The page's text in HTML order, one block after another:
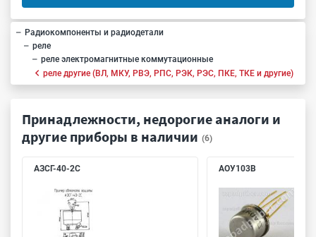
Радиокомпоненты и радиодетали
реле
реле электромагнитные коммутационные
реле другие (ВЛ, МКУ, РВЭ, РПС, РЭК, РЭС, ПКЕ, ТКЕ и другие)
Принадлежности, недорогие аналоги и
другие приборы в наличии (6)
АЗСГ-40-2С АОУ103В